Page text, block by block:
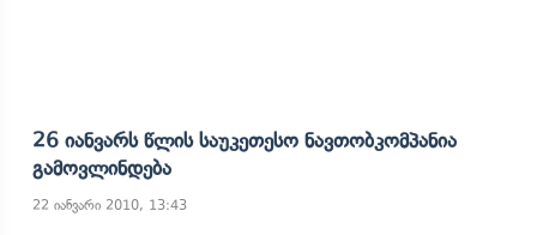
26 Იანვარს Წლის Საუკეთესო Ნავთობკომპანია
Გამოვლინდება
22 იანვარი 2010, 13:43